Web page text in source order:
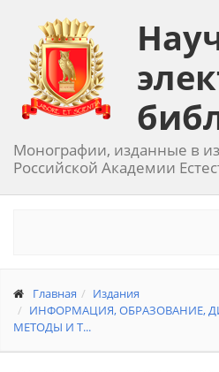
Монографии, изданные в
Российской Академии
Главная
Издания
ИНФОРМАЦИЯ, ОБРАЗОВАНИЕ,
МЕТОДЫ И Т...